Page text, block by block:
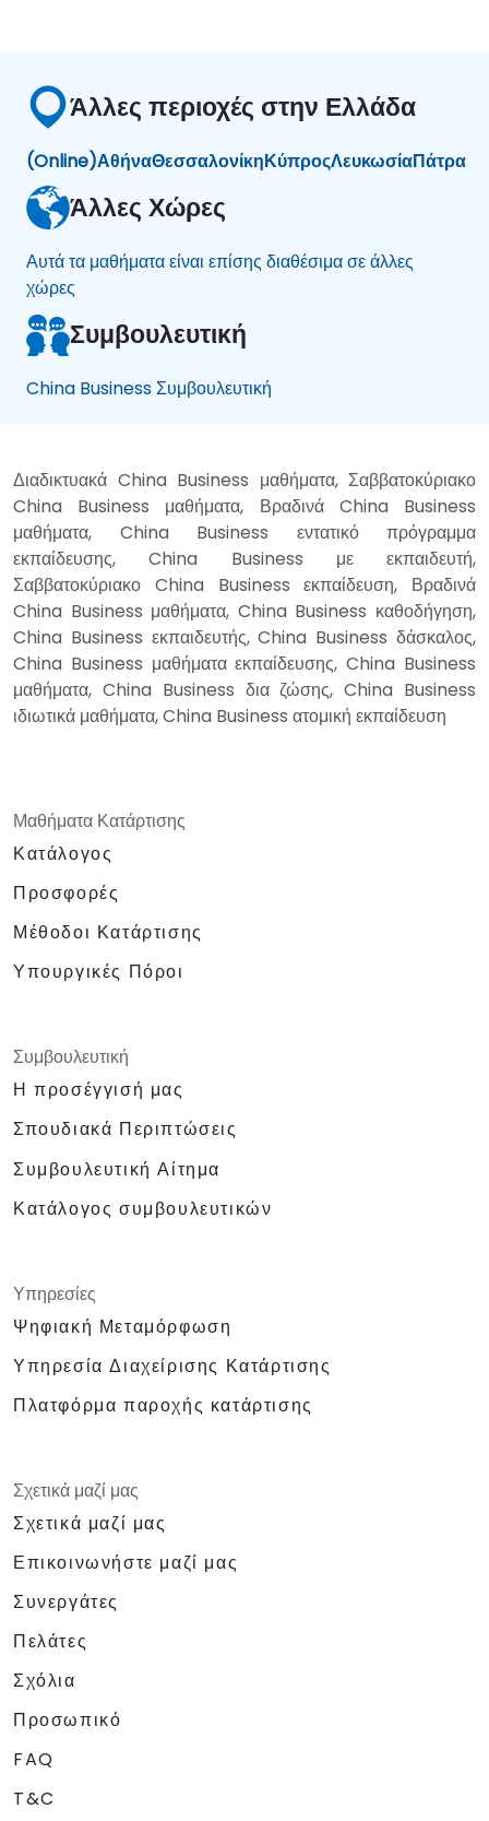
Άλλες περιοχές στην Ελλάδα
(Online)ΑθήναΘεσσαλονίκηΚύπροςΛευκωσίαΠάτρα
Άλλες Χώρες
Αυτά τα μαθήματα είναι επίσης διαθέσιμα σε άλλες
χώρες
Συμβουλευτική
China Business Συμβουλευτική
Διαδικτυακά China Business μαθήματα, Σαββατοκύριακο
China Business μαθήματα, Βραδινά China Business
μαθήματα, China Business εντατικό πρόγραμμα
εκπαίδευσης, China Business με εκπαιδευτή,
Σαββατοκύριακο China Business εκπαίδευση, Βραδινά
China Business μαθήματα, China Business καθοδήγηση,
China Business εκπαιδευτής, China Business δάσκαλος,
China Business μαθήματα εκπαίδευσης, China Business
μαθήματα, China Business δια ζώσης, China Business
ιδιωτικά μαθήματα, China Business ατομική εκπαίδευση
Μαθήματα Κατάρτισης
Κατάλογος
Προσφορές
Μέθοδοι Κατάρτισης
Υπουργικές Πόροι
Συμβουλευτική
Η προσέγγισή μας
Σπουδιακά Περιπτώσεις
Συμβουλευτική Αίτημα
Κατάλογος συμβουλευτικών
Υπηρεσίες
Ψηφιακή Μεταμόρφωση
Υπηρεσία Διαχείρισης Κατάρτισης
Πλατφόρμα παροχής κατάρτισης
Σχετικά μαζί μας
Σχετικά μαζί μας
Επικοινωνήστε μαζί μας
Συνεργάτες
Πελάτες
Σχόλια
Προσωπικό
FAQ
T&C